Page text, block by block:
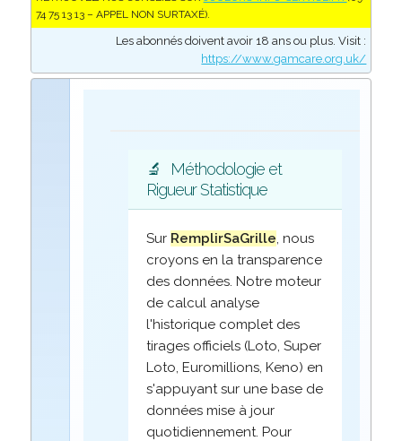
74 75 13 13 – APPEL NON SURTAXÉ).
Les abonnés doivent avoir 18 ans ou plus. Visit :
https://www.gamcare.org.uk/
🔬
Méthodologie et
Rigueur Statistique
Sur RemplirSaGrille, nous
croyons en la transparence
des données. Notre moteur
de calcul analyse
l'historique complet des
tirages officiels (Loto, Super
Loto, Euromillions, Keno) en
s'appuyant sur une base de
données mise à jour
quotidiennement. Pour